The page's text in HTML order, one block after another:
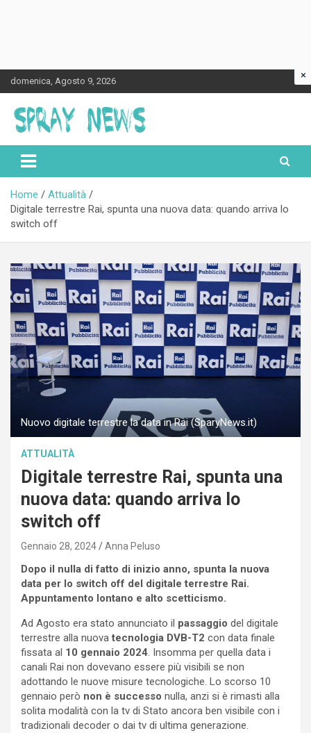
Skip
to
content
domenica, Agosto 9, 2026
Spraynews.it
Home
Attualità
Digitale terrestre Rai, spunta una nuova data: quando arriva lo
switch off
Nuovo digitale terrestre la data in Rai (SparyNews.it)
ATTUALITÀ
Digitale terrestre Rai, spunta una
nuova data: quando arriva lo
switch off
Gennaio 28, 2024 Anna Peluso
Dopo il nulla di fatto di inizio anno, spunta la nuova
data per lo switch off del digitale terrestre Rai.
Appuntamento lontano e alto scetticismo.
Ad Agosto era stato annunciato il passaggio del digitale
terrestre alla nuovatecnologia DVB-T2 con data finale
fissata al 10 gennaio 2024. Insomma per quella data i
canali Rai non dovevano essere più visibili se non
adottando le nuove misure tecnologiche. Lo scorso 10
gennaio però non è successo nulla, anzi si è rimasti alla
solita modalità con la tv di Stato ancora ben visibile con i
tradizionali decoder o dai tv di ultima generazione.
×